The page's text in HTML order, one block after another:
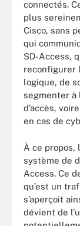
connectés.
plus
Cisco, sans
qui
SD-Access,
reconfigurer
logique, de
segmenter à
d’accès,
en cas de
À ce propos,
système de
Access. Ce
qu’est un
s’aperçoit
dévient de